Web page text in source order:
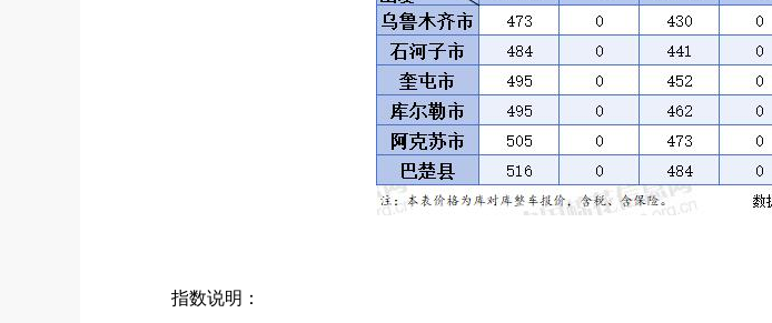
指数说明：